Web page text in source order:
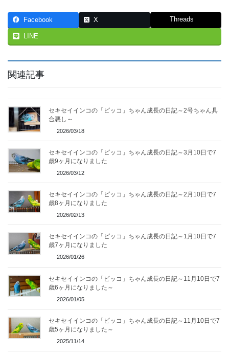
Facebook X Threads
LINE
関連記事
セキセイインコの「ピッコ」ちゃん成長の日記～2号ちゃん具
合悪し～
2026/03/18
セキセイインコの「ピッコ」ちゃん成長の日記～3月10日で7
歳9ヶ月になりました
2026/03/12
セキセイインコの「ピッコ」ちゃん成長の日記～2月10日で7
歳8ヶ月になりました
2026/02/13
セキセイインコの「ピッコ」ちゃん成長の日記～1月10日で7
歳7ヶ月になりました
2026/01/26
セキセイインコの「ピッコ」ちゃん成長の日記～11月10日で7
歳6ヶ月になりました～
2026/01/05
セキセイインコの「ピッコ」ちゃん成長の日記～11月10日で7
歳5ヶ月になりました～
2025/11/14